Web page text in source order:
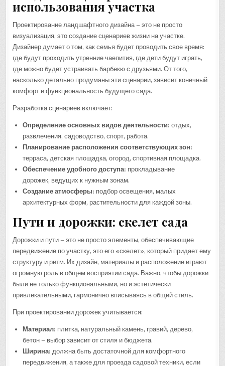
использования участка
Проектирование ландшафтного дизайна – это не просто
визуализация, это создание сценариев жизни на участке.
Дизайнер думает о том, как семья будет проводить свое время:
где будут проходить утренние чаепития, где дети будут играть,
где можно будет устраивать барбекю с друзьями. От того,
насколько детально продуманы эти сценарии, зависит конечный
комфорт и функциональность будущего сада.
Разработка сценариев включает:
Определение основных видов деятельности: отдых,
развлечения, садоводство, спорт, работа.
Планирование расположения соответствующих зон:
терраса, детская площадка, огород, спортивная площадка.
Обеспечение удобного доступа: прокладывание
дорожек, ведущих к нужным зонам.
Создание атмосферы: подбор освещения, малых
архитектурных форм, растительности для каждой зоны.
Пути и дорожки: скелет сада
Дорожки и пути – это не просто элементы, обеспечивающие
передвижение по участку, это его «скелет», который придает ему
структуру и ритм. Их дизайн, материалы и расположение играют
огромную роль в общем восприятии сада. Важно, чтобы дорожки
были не только функциональными, но и эстетически
привлекательными, гармонично вписываясь в общий стиль.
При проектировании дорожек учитывается:
Материал: плитка, натуральный камень, гравий, дерево,
бетон – выбор зависит от стиля и бюджета.
Ширина: должна быть достаточной для комфортного
передвижения, а также для проезда садовой техники, если